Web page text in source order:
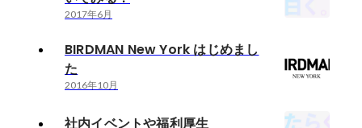
2017年6月
BIRDMAN New York はじめまし
た
2016年10月
社内イベントや福利厚生